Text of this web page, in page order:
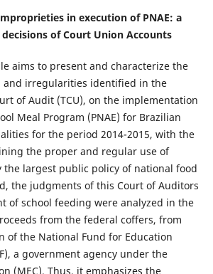
in execution of PNAE: a
of Court Union Accounts
aims to present and characterize the
and irregularities identified in the
of Audit (TCU), on the implementation
Meal Program (PNAE) for Brazilian
for the period 2014-2015, with the
the proper and regular use of
largest public policy of national food
the judgments of this Court of Auditors
of school feeding were analyzed in the
from the federal coffers, from
of the National Fund for Education
a government agency under the
(MEC). Thus, it emphasizes the